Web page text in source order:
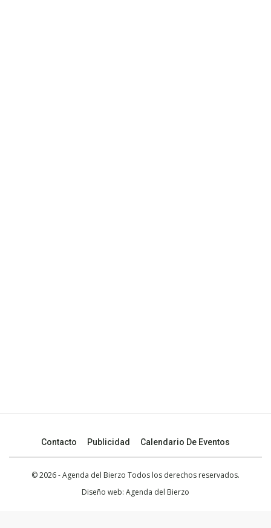
Contacto Publicidad Calendario De Eventos
© 2026 - Agenda del Bierzo Todos los derechos reservados.
Diseño web: Agenda del Bierzo